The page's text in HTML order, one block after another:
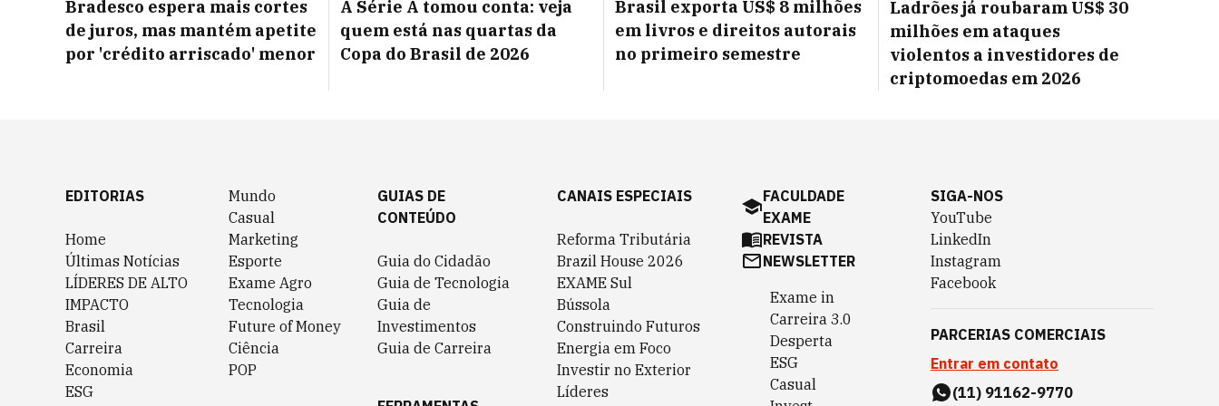
Bradesco espera mais cortes
de juros, mas mantém apetite
por 'crédito arriscado' menor
A Série A tomou conta: veja
quem está nas quartas da
Copa do Brasil de 2026
Brasil exporta US$ 8 milhões
em livros e direitos autorais
no primeiro semestre
Ladrões já roubaram US$ 30
milhões em ataques
violentos a investidores de
criptomoedas em 2026
EDITORIAS
Home
Últimas Notícias
LÍDERES DE ALTO
IMPACTO
Brasil
Carreira
Economia
ESG
Mundo
Casual
Marketing
Esporte
Exame Agro
Tecnologia
Future of Money
Ciência
POP
GUIAS DE
CONTEÚDO
Guia do Cidadão
Guia de Tecnologia
Guia de
Investimentos
Guia de Carreira
CANAIS ESPECIAIS
Reforma Tributária
Brazil House 2026
EXAME Sul
Bússola
Construindo Futuros
Energia em Foco
Investir no Exterior
Líderes
FACULDADE
EXAME
REVISTA
NEWSLETTER
Exame in
Carreira 3.0
Desperta
ESG
Casual
SIGA-NOS
YouTube
LinkedIn
Instagram
Facebook
PARCERIAS COMERCIAIS
Entrar em contato
(11) 91162-9770